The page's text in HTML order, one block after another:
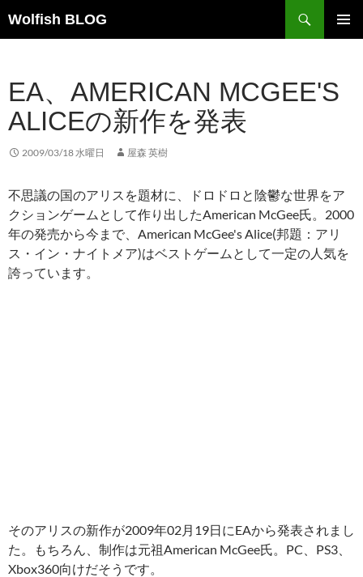
ン
ツ
へ
ス
Wolfish BLOG
索
EA、AMERICAN MCGEE'S
ALICEの新作を発表
2009/03/18 水曜日 屋森 英樹
不思議の国のアリスを題材に、ドロドロと陰鬱な世界をア
クションゲームとして作り出したAmerican McGee氏。2000
年の発売から今まで、American McGee's Alice(邦題：アリ
ス・イン・ナイトメア)はベストゲームとして一定の人気を
誇っています。
そのアリスの新作が2009年02月19日にEAから発表されまし
た。もちろん、制作は元祖American McGee氏。PC、PS3、
Xbox360向けだそうです。